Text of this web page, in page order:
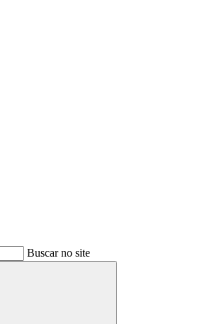
Buscar no site